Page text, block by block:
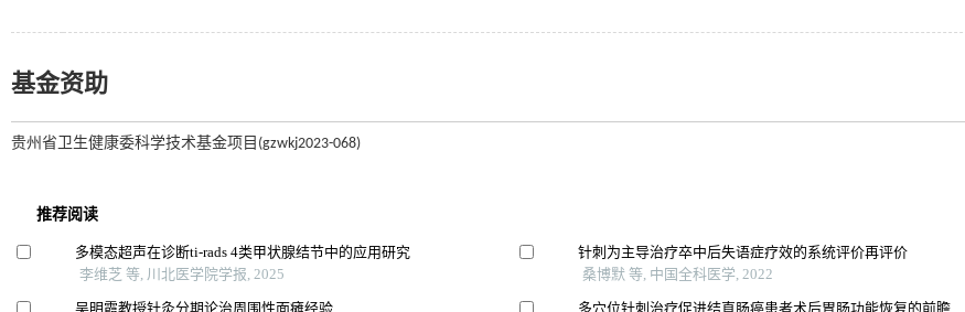
基金资助
贵州省卫生健康委科学技术基金项目(gzwkj2023-068)